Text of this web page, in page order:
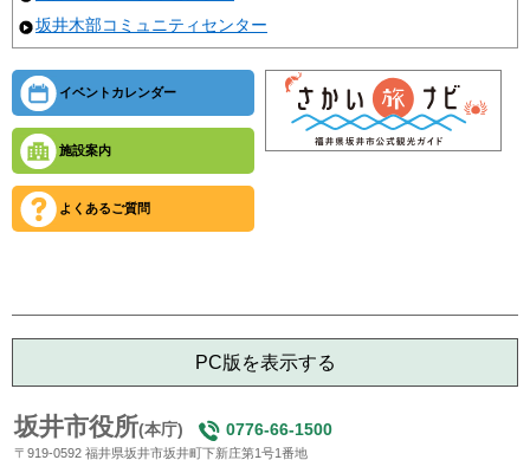
坂井木部コミュニティセンター
イベントカレンダー
施設案内
よくあるご質問
PC版を表示する
坂井市役所(本庁) 0776-66-1500
〒919-0592 福井県坂井市坂井町下新庄第1号1番地